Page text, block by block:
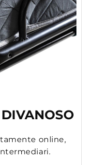
online,